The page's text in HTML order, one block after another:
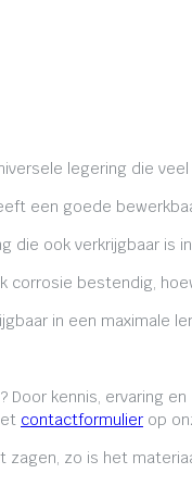
legering die
een goede
die ook verkrijgbaar is
corrosie bestendig,
in een maximale
kennis, ervaring
contactformulier op
zagen, zo is het